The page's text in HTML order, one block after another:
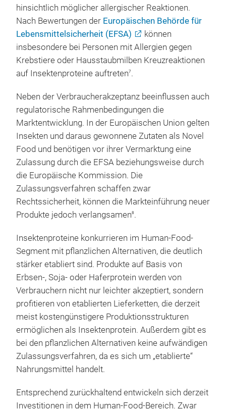
hinsichtlich möglicher allergischer Reaktionen.
Nach Bewertungen der Europäischen Behörde für
Lebensmittelsicherheit (EFSA)
können
insbesondere bei Personen mit Allergien gegen
Krebstiere oder Hausstaubmilben Kreuzreaktionen
auf Insektenproteine auftreten7 .
Neben der Verbraucherakzeptanz beeinflussen auch
regulatorische Rahmenbedingungen die
Marktentwicklung. In der Europäischen Union gelten
Insekten und daraus gewonnene Zutaten als Novel
Food und benötigen vor ihrer Vermarktung eine
Zulassung durch die EFSA beziehungsweise durch
die Europäische Kommission. Die
Zulassungsverfahren schaffen zwar
Rechtssicherheit, können die Markteinführung neuer
Produkte jedoch verlangsamen8 .
Insektenproteine konkurrieren im Human-Food-
Segment mit pflanzlichen Alternativen, die deutlich
stärker etabliert sind. Produkte auf Basis von
Erbsen-, Soja- oder Haferprotein werden von
Verbrauchern nicht nur leichter akzeptiert, sondern
profitieren von etablierten Lieferketten, die derzeit
meist kostengünstigere Produktionsstrukturen
ermöglichen als Insektenprotein. Außerdem gibt es
bei den pflanzlichen Alternativen keine aufwändigen
Zulassungsverfahren, da es sich um „etablierte“
Nahrungsmittel handelt.
Entsprechend zurückhaltend entwickeln sich derzeit
Investitionen in dem Human-Food-Bereich. Zwar